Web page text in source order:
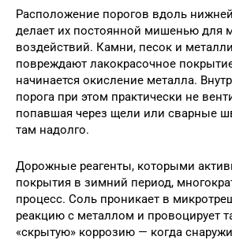
Расположение порогов вдоль
делает их постоянной мишенью для
воздействий. Камни, песок и
повреждают лакокрасочное
начинается окисление металла.
порога при этом практически не
попавшая через щели или сварные
там надолго.
Дорожные реагенты, которыми
покрытия в зимний период,
процесс. Соль проникает в
реакцию с металлом и провоцирует
«скрытую» коррозию — когда